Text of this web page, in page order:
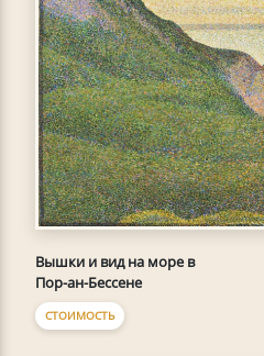
Вышки и вид на море в
Пор-ан-Бессене
СТОИМОСТЬ